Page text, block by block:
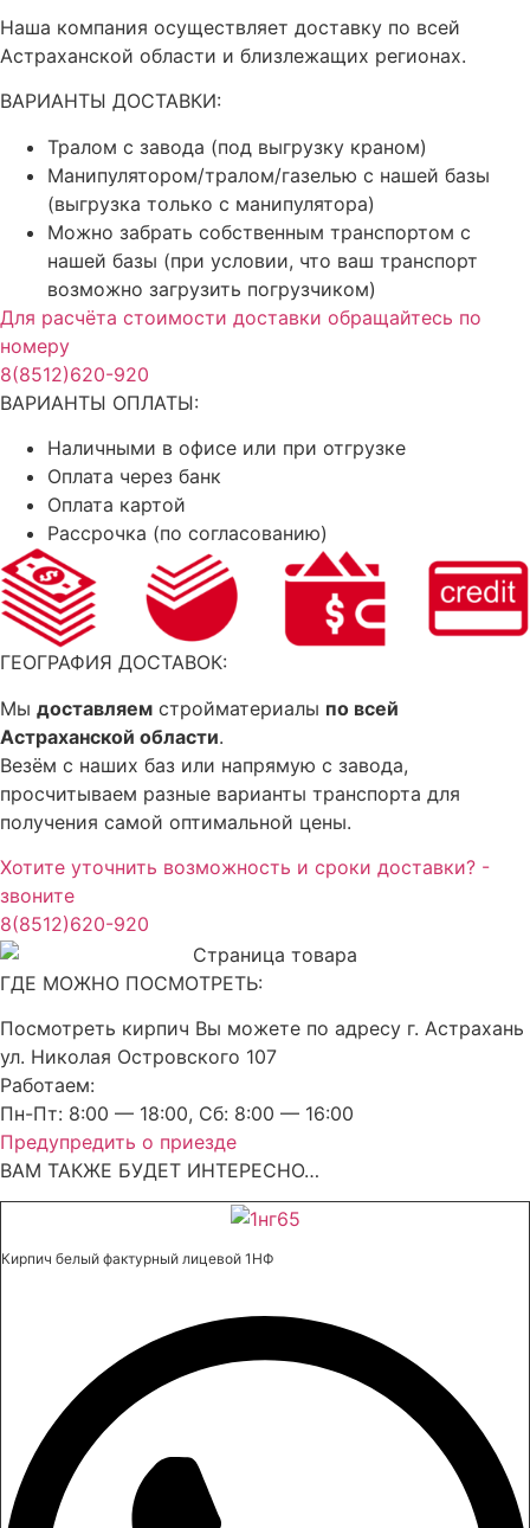
Наша компания осуществляет доставку по всей
Астраханской области и близлежащих регионах.
ВАРИАНТЫ ДОСТАВКИ:
Тралом с завода (под выгрузку краном)
Манипулятором/тралом/газелью с нашей базы
(выгрузка только с манипулятора)
Можно забрать собственным транспортом с
нашей базы (при условии, что ваш транспорт
возможно загрузить погрузчиком)
Для расчёта стоимости доставки обращайтесь по
номеру
8(8512)620-920
ВАРИАНТЫ ОПЛАТЫ:
Наличными в офисе или при отгрузке
Оплата через банк
Оплата картой
Рассрочка (по согласованию)
ГЕОГРАФИЯ ДОСТАВОК:
Мы доставляем стройматериалы по всей
Астраханской области.
Везём с наших баз или напрямую с завода,
просчитываем разные варианты транспорта для
получения самой оптимальной цены.
Хотите уточнить возможность и сроки доставки? -
звоните
8(8512)620-920
ГДЕ МОЖНО ПОСМОТРЕТЬ:
Посмотреть кирпич Вы можете по адресу г. Астрахань
ул. Николая Островского 107
Работаем:
Пн-Пт: 8:00 — 18:00, Сб: 8:00 — 16:00
Предупредить о приезде
ВАМ ТАКЖЕ БУДЕТ ИНТЕРЕСНО…
Кирпич белый фактурный лицевой 1НФ